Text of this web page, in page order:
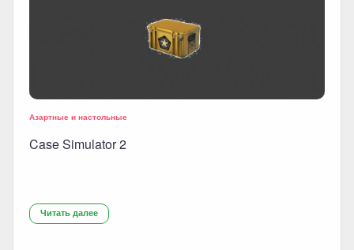
Азартные и настольные
Case Simulator 2
Читать далее